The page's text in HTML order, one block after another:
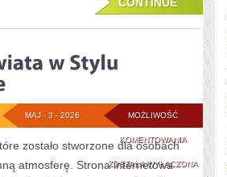
MOŻLIWOŚĆ
KOMENTOWANIAKUCHNIA
ŚWIATA
ZOSTAŁA WYŁĄCZONA
MAJ - 3 - 2026
zostało stworzone dla osobach
atmosferę. Strona internetowa